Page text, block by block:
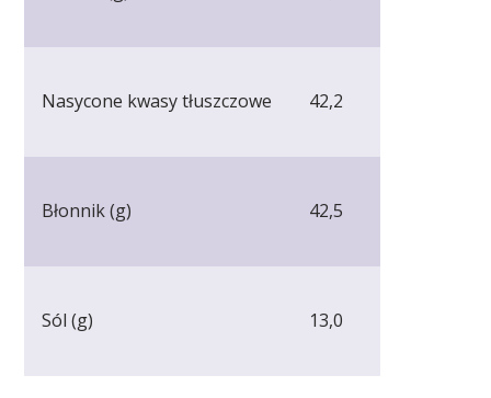
Nasycone kwasy tłuszczowe 42,2
Błonnik (g) 42,5
Sól (g) 13,0